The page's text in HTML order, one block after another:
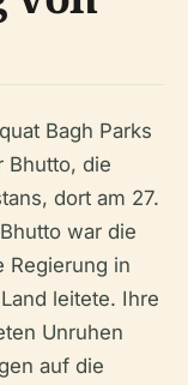
Bagh Parks
Bhutto, die
dort am 27.
war die
Regierung in
leitete. Ihre
Unruhen
auf die